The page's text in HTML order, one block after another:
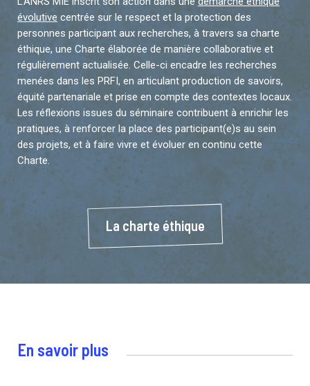
évolutive centrée sur le respect et la protection des
personnes participant aux recherches, à travers sa charte
éthique, une Charte élaborée de manière collaborative et
régulièrement actualisée. Celle-ci encadre les recherches
menées dans les PRFI, en articulant production de savoirs,
équité partenariale et prise en compte des contextes locaux.
Les réflexions issues du séminaire contribuent à enrichir les
pratiques, à renforcer la place des participant(e)s au sein
des projets, et à faire vivre et évoluer en continu cette
Charte.
La charte éthique
En savoir plus